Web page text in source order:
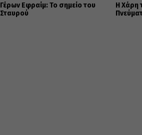
Γέρων Εφραίμ: Το σημείο του
Σταυρού
Η Χάρη